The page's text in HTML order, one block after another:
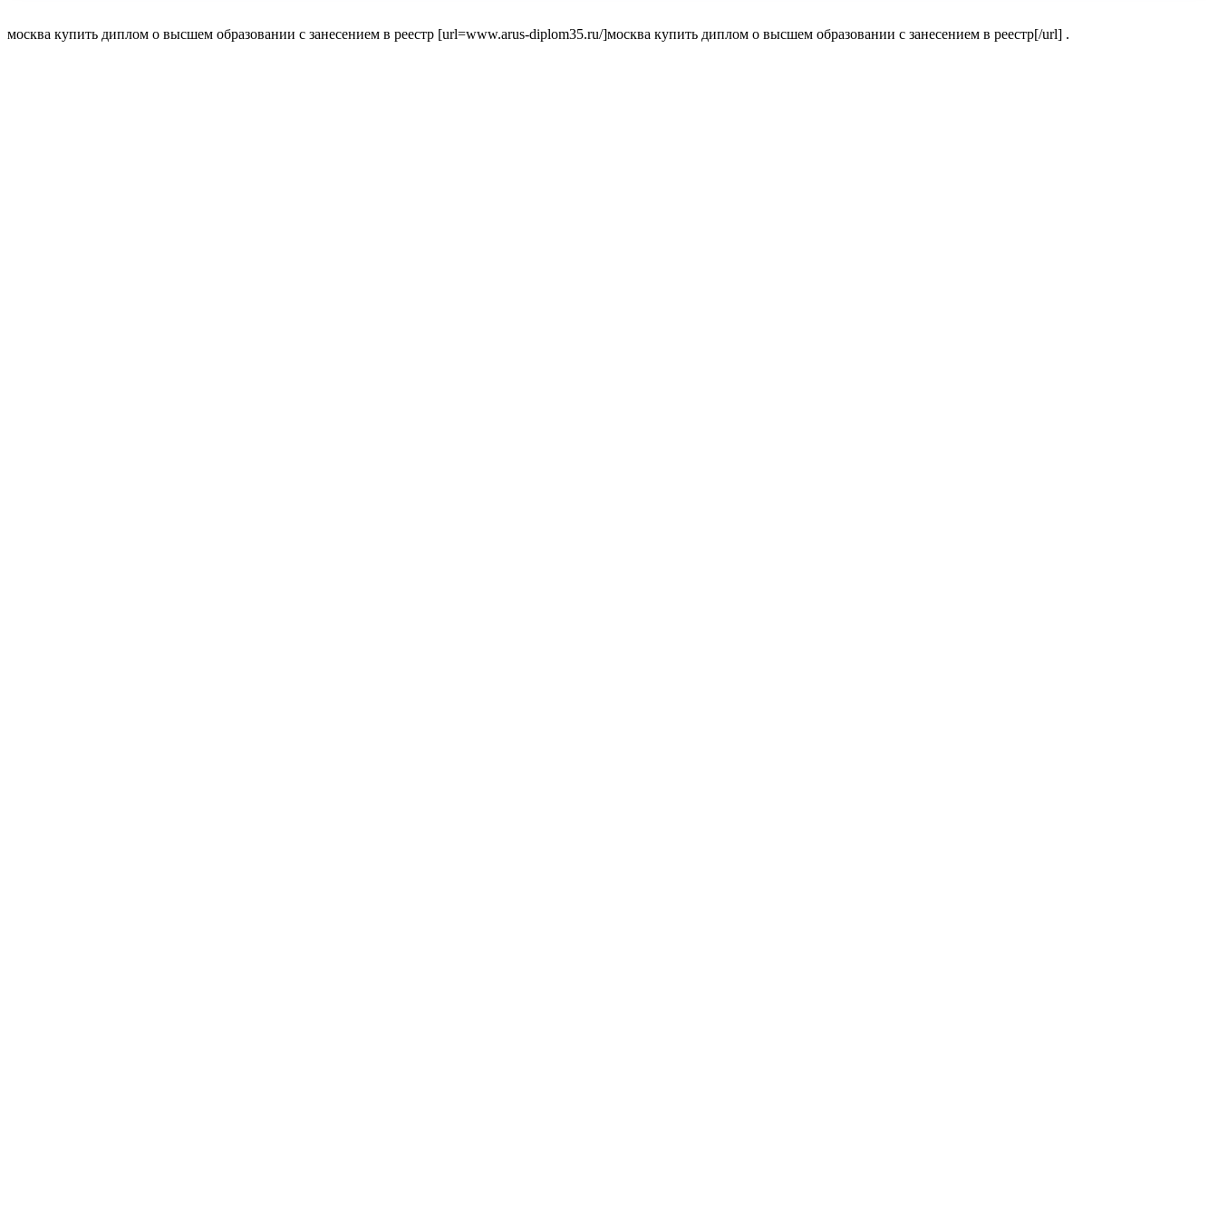
москва купить диплом о высшем образовании с занесением в реестр [url=www.arus-diplom35.ru/]москва купить диплом о высшем образовании с занесением в реестр[/url] .